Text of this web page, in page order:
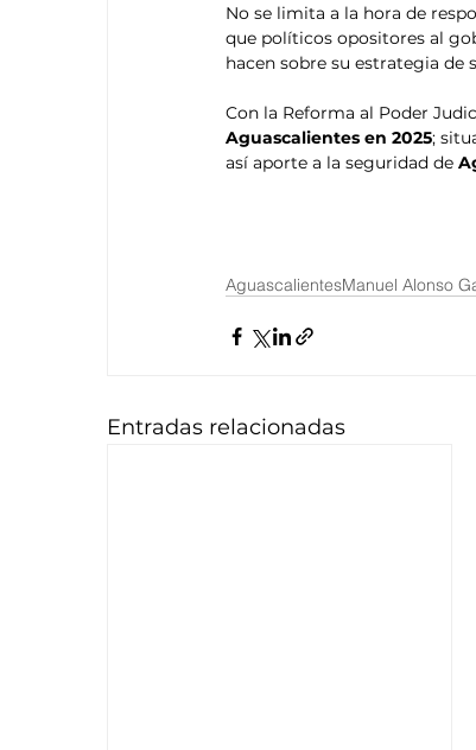
No se limita a la hora de
que políticos opositores al
hacen sobre su estrategia de
Con la Reforma al Poder
Aguascalientes en 2025;
así aporte a la seguridad de
AguascalientesManuel Alonso
Entradas relacionadas